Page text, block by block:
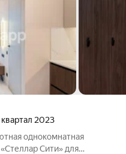
квартал 2023
однокомнатная
Сити» для